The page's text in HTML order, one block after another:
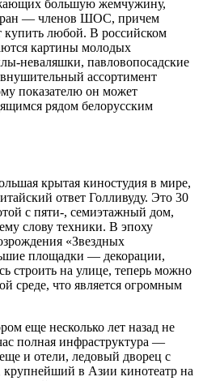
большую жемчужину,
— членов ШОС, причем
любой. В российском
картины молодых
неваляшки, павловопосадские
ассортимент
показателю он может
рядом белорусским
крытая киностудия в мире,
ответ Голливуду. Это 30
с пяти-, семиэтажный дом,
слову техники. В эпоху
«Звездных
площадки — декорации,
строить на улице, теперь можно
среде, что является огромным
еще несколько лет назад не
полная инфраструктура —
и отели, ледовый дворец с
крупнейший в Азии кинотеатр на